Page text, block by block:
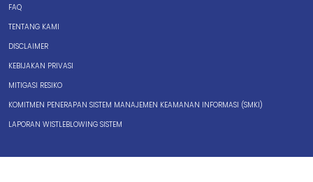
FAQ
TENTANG KAMI
DISCLAIMER
KEBIJAKAN PRIVASI
MITIGASI RESIKO
KOMITMEN PENERAPAN SISTEM MANAJEMEN KEAMANAN INFORMASI (SMKI)
LAPORAN WISTLEBLOWING SISTEM